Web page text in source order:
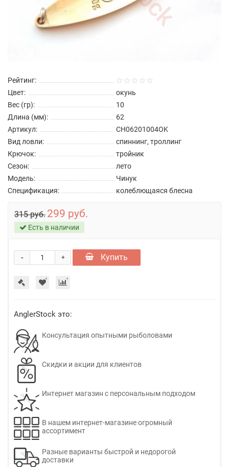
Рейтинг:
Цвет:
окунь
Вес (гр):
10
Длина (мм):
62
Артикул:
CH06201004OK
Вид ловли:
спиннинг, троллинг
Крючок:
тройник
Сезон:
лето
Модель:
Чинук
Спецификация:
колеблющаяся блесна
315 руб. 299 руб.
Есть в наличии
+
- Купить
AnglerStock это:
Консультация опытными рыболовами
Скидки и акции для клиентов
Интернет магазин с персональным подходом
В нашем интернет-магазине огромный
ассортимент
Разные варианты быстрой и недорогой
доставки